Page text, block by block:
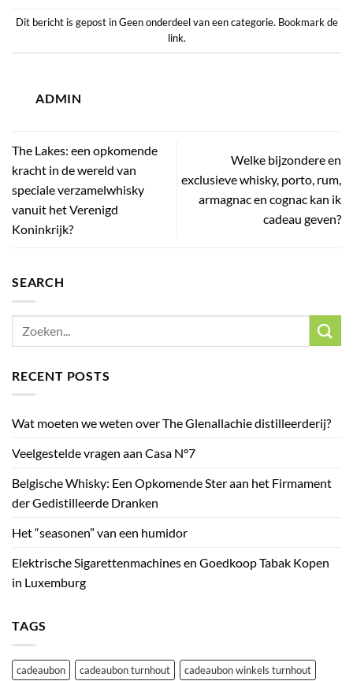
Dit bericht is gepost inGeen onderdeel van een categorie. Bookmark de
link.
ADMIN
The Lakes: een opkomende
kracht in de wereld van
speciale verzamelwhisky
vanuit het Verenigd
Koninkrijk?
Welke bijzondere en
exclusieve whisky, porto, rum,
armagnac en cognac kan ik
cadeau geven?
SEARCH
RECENT POSTS
Wat moeten we weten over The Glenallachie distilleerderij?
Veelgestelde vragen aan Casa N°7
Belgische Whisky: Een Opkomende Ster aan het Firmament
der Gedistilleerde Dranken
Het “seasonen” van een humidor
Elektrische Sigarettenmachines en Goedkoop Tabak Kopen
in Luxemburg
TAGS
cadeaubon cadeaubon turnhout
cadeaubon winkels turnhout